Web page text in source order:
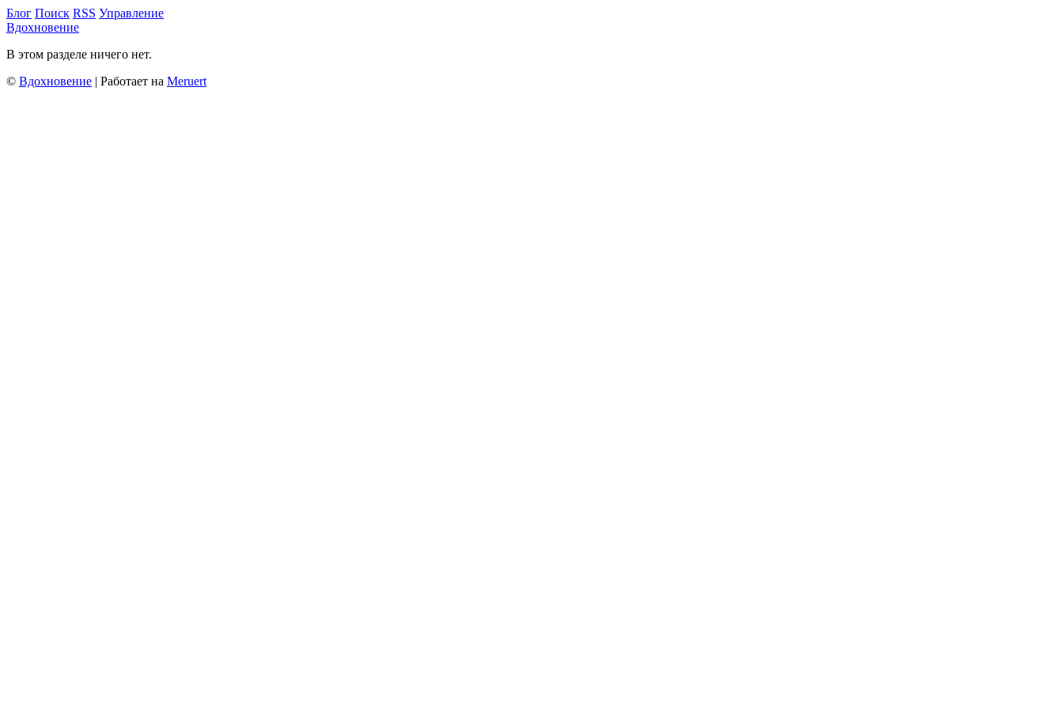
Блог Поиск RSS Управление
Вдохновение
В этом разделе ничего нет.
© Вдохновение | Работает на Meruert